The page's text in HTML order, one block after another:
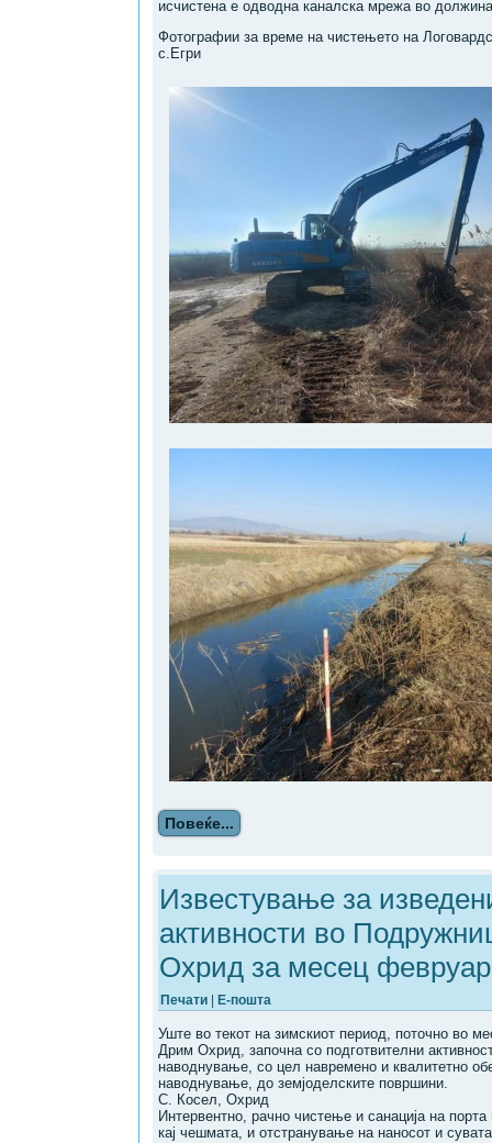
исчистена е одводна каналска мрежа во
Фотографии за време на чистењето на
с.Егри
Повеќе...
Известување за
активности во
Охрид за месец
Печати Е-пошта
Уште во текот на зимскиот период, поточно во
Дрим Охрид, започна со подготвителни
наводнување, со цел навремено и квалитетно
наводнување, до земјоделските површини.
С. Косел, Охрид
Интервентно, рачно чистење и санација на
кај чешмата, и отстранување на наносот и сувата